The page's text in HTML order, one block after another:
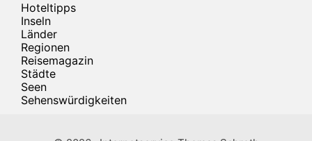
Hoteltipps
Inseln
Länder
Regionen
Reisemagazin
Städte
Seen
Sehenswürdigkeiten